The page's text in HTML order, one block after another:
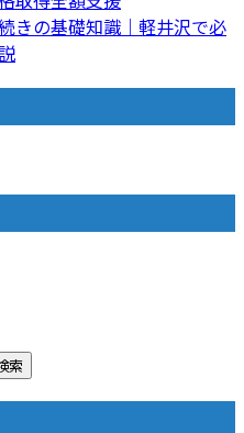
きの基礎知識｜軽井沢で必